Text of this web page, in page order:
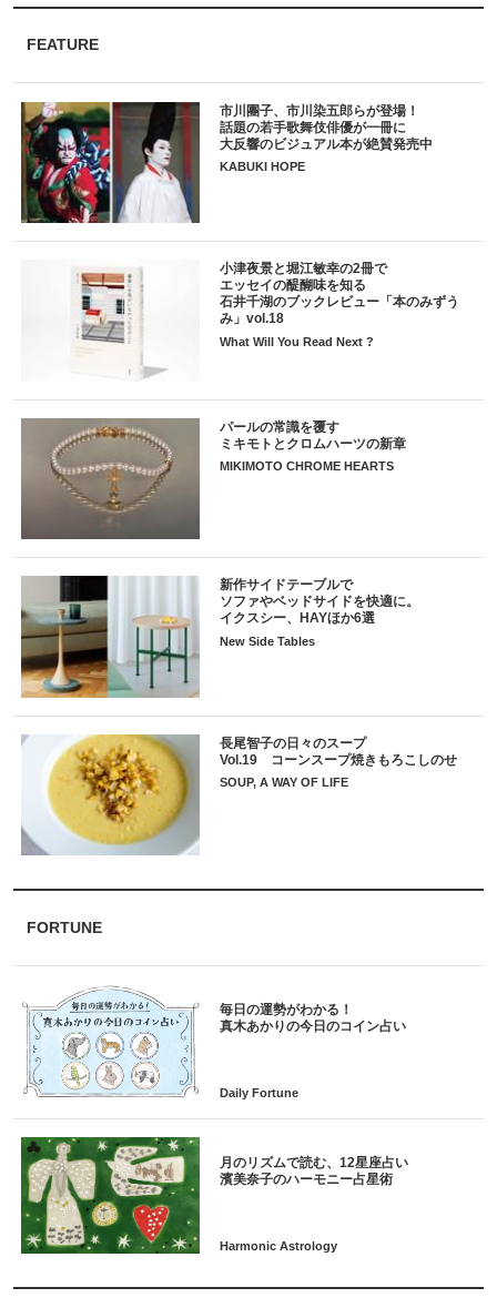
FEATURE
市川團子、市川染五郎らが登場！
話題の若手歌舞伎俳優が一冊に
大反響のビジュアル本が絶賛発売中
KABUKI HOPE
小津夜景と堀江敏幸の2冊で
エッセイの醍醐味を知る
石井千湖のブックレビュー「本のみずう
み」vol.18
What Will You Read Next ?
パールの常識を覆す
ミキモトとクロムハーツの新章
MIKIMOTO CHROME HEARTS
新作サイドテーブルで
ソファやベッドサイドを快適に。
イクスシー、HAYほか6選
New Side Tables
長尾智子の日々のスープ
Vol.19 コーンスープ焼きもろこしのせ
SOUP, A WAY OF LIFE
FORTUNE
毎日の運勢がわかる！
月のリズムで読む、12星座占い